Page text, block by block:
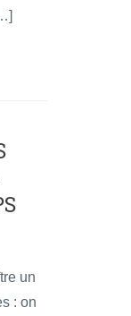
un
: on